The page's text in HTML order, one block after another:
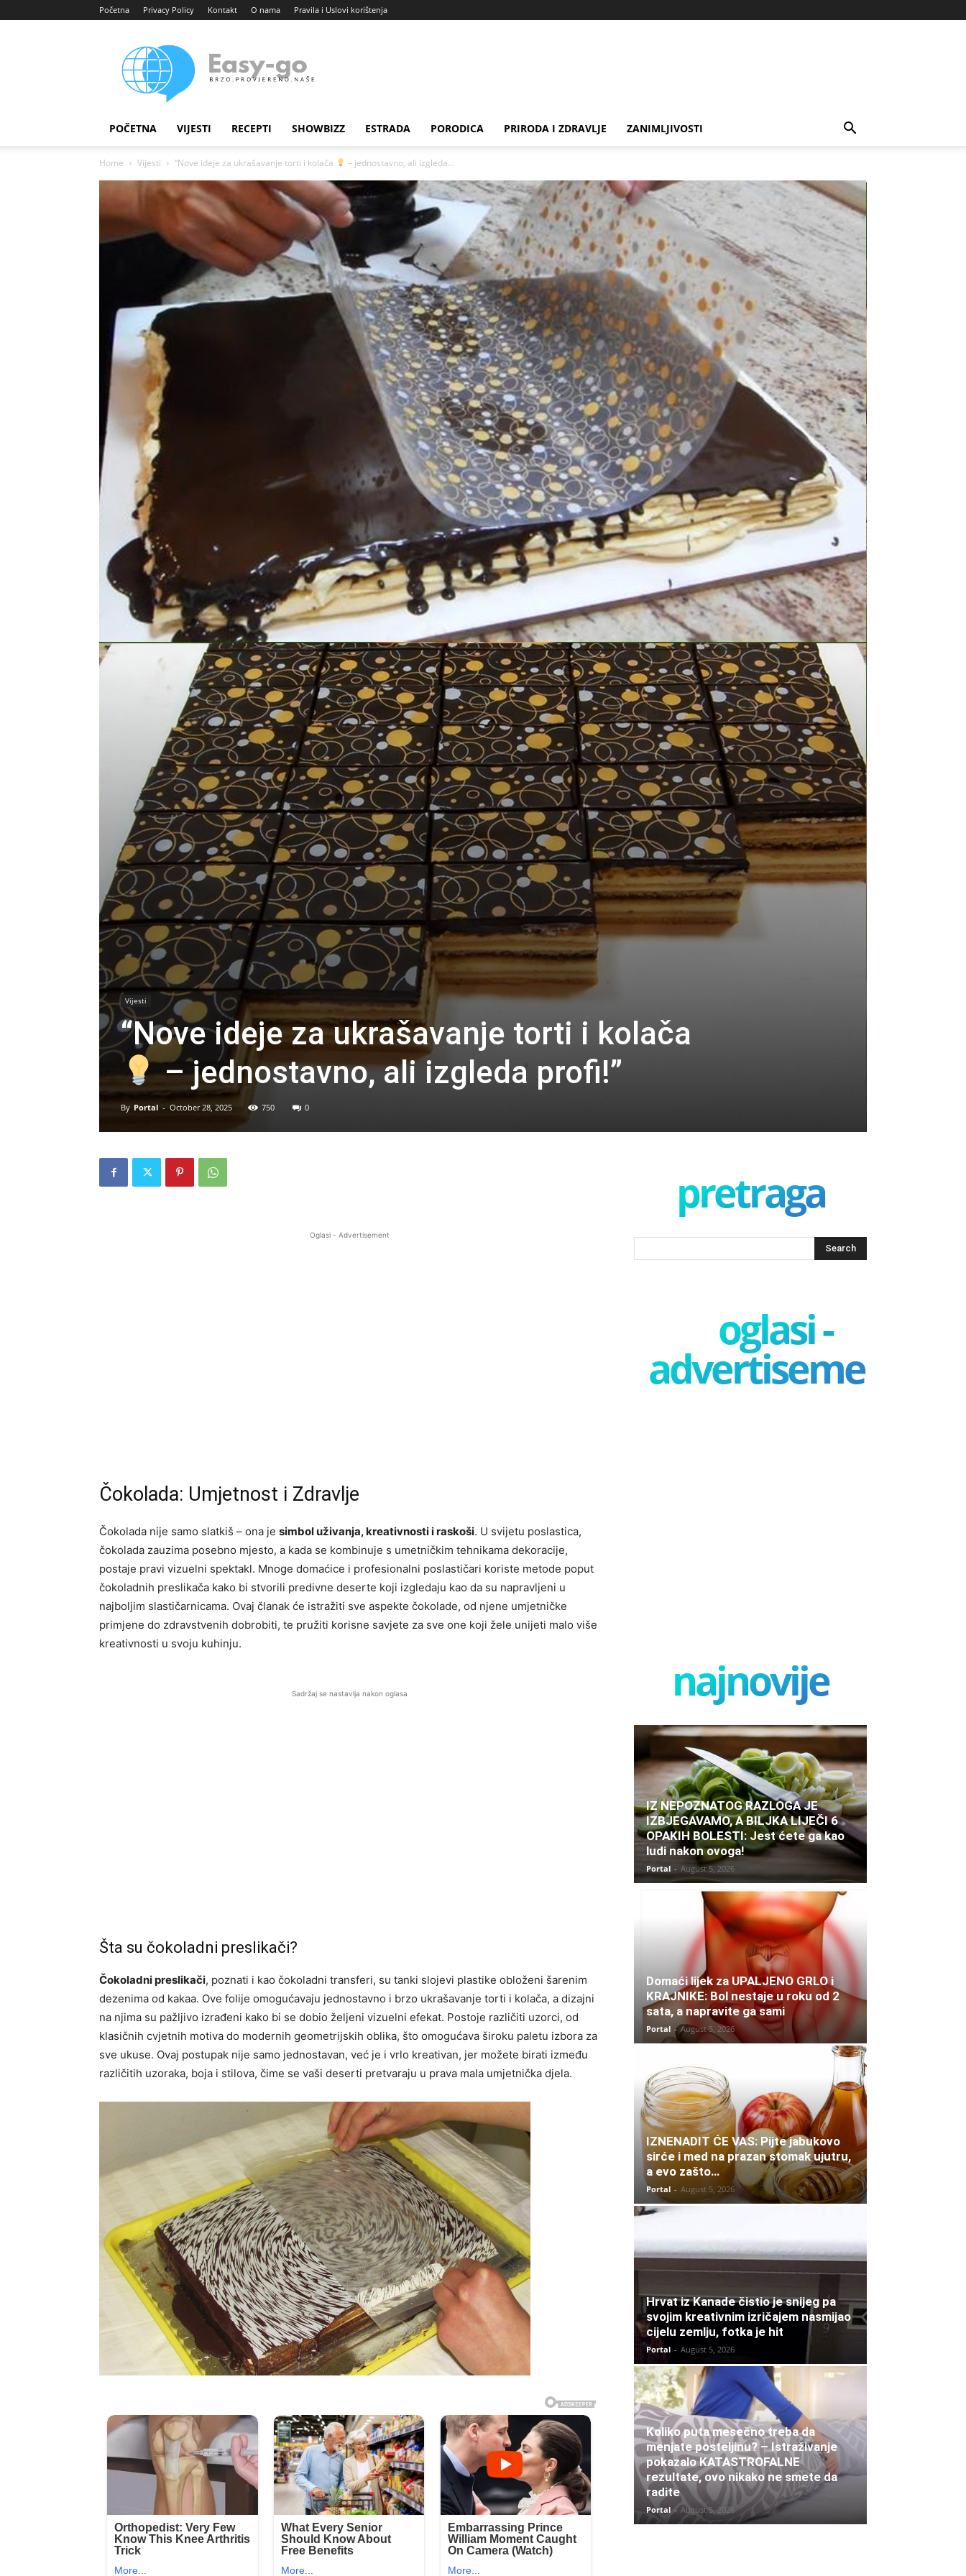
Početna Privacy Policy Kontakt O nama Pravila i Uslovi korištenja
portal
POČETNA VIJESTI RECEPTI SHOWBIZZ ESTRADA PORODICA PRIRODA I ZDRAVLJE ZANIMLJIVOSTI
Home Vijesti “Nove ideje za ukrašavanje torti i kolača – jednostavno, ali izgleda...
Vijesti
“Nove ideje za ukrašavanje torti i kolača
– jednostavno, ali izgleda profi!”
By Portal - October 28, 2025 750 0
Oglasi - Advertisement
Čokolada: Umjetnost i Zdravlje
Čokolada nije samo slatkiš – ona je simbol uživanja, kreativnosti i raskoši. U svijetu poslastica,
čokolada zauzima posebno mjesto, a kada se kombinuje s umetničkim tehnikama dekoracije,
postaje pravi vizuelni spektakl. Mnoge domaćice i profesionalni poslastičari koriste metode poput
čokoladnih preslikača kako bi stvorili predivne deserte koji izgledaju kao da su napravljeni u
najboljim slastičarnicama. Ovaj članak će istražiti sve aspekte čokolade, od njene umjetničke
primjene do zdravstvenih dobrobiti, te pružiti korisne savjete za sve one koji žele unijeti malo više
kreativnosti u svoju kuhinju.
Sadržaj se nastavlja nakon oglasa
Šta su čokoladni preslikači?
Čokoladni preslikači, poznati i kao čokoladni transferi, su tanki slojevi plastike obloženi šarenim
dezenima od kakaa. Ove folije omogućavaju jednostavno i brzo ukrašavanje torti i kolača, a dizajni
na njima su pažljivo izrađeni kako bi se dobio željeni vizuelni efekat. Postoje različiti uzorci, od
klasičnih cvjetnih motiva do modernih geometrijskih oblika, što omogućava široku paletu izbora za
sve ukuse. Ovaj postupak nije samo jednostavan, već je i vrlo kreativan, jer možete birati između
različitih uzoraka, boja i stilova, čime se vaši deserti pretvaraju u prava mala umjetnička djela.
pretraga
oglasi -
advertisement
najnovije
IZ NEPOZNATOG RAZLOGA JE
IZBJEGAVAMO, A BILJKA LIJEČI 6
OPAKIH BOLESTI: Jest ćete ga kao
ludi nakon ovoga!
Portal - August 5, 2026
Domaći lijek za UPALJENO GRLO i
KRAJNIKE: Bol nestaje u roku od 2
sata, a napravite ga sami
Portal - August 5, 2026
IZNENADIT ĆE VAS: Pijte jabukovo
sirće i med na prazan stomak ujutru,
a evo zašto…
Portal - August 5, 2026
Hrvat iz Kanade čistio je snijeg pa
svojim kreativnim izričajem nasmijao
cijelu zemlju, fotka je hit
Portal - August 5, 2026
Koliko puta mesečno treba da
menjate posteljinu? – Istraživanje
pokazalo KATASTROFALNE
rezultate, ovo nikako ne smete da
radite
Portal - August 5, 2026